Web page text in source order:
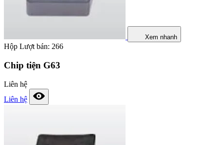
Xem nhanh
Hộp Lượt bán: 266
Chip tiện G63
Liên hệ
Liên hệ